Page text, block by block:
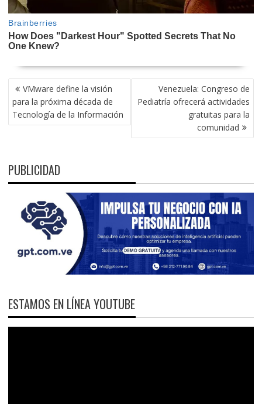
NAVEGACIÓN
DE
ENTRADAS
VMware define la visión
para la próxima década de
Tecnología de la Información
Venezuela: Congreso de
Pediatría ofrecerá actividades
gratuitas para la
comunidad
PUBLICIDAD
ESTAMOS EN LÍNEA YOUTUBE